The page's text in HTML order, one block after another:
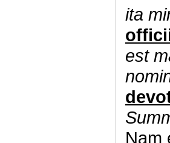
ita
est
Nam